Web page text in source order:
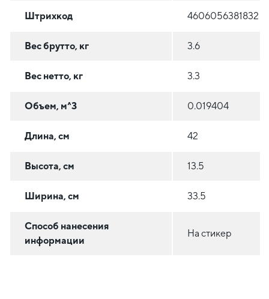
Штрихкод 4606056381832
Вес брутто, кг 3.6
Вес нетто, кг 3.3
Объем, м^3 0.019404
Длина, см 42
Высота, см 13.5
Ширина, см 33.5
Способ нанесения
информации
На стикер